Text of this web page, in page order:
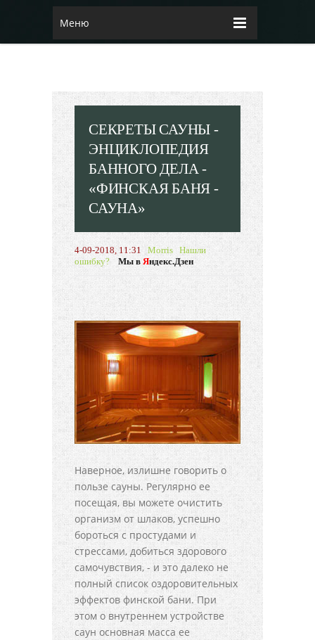
Меню
СЕКРЕТЫ САУНЫ -
ЭНЦИКЛОПЕДИЯ
БАННОГО ДЕЛА -
«ФИНСКАЯ БАНЯ -
САУНА»
4-09-2018, 11:31 Morris Нашли
ошибку?
Мы в Яндекс.Дзен
Наверное, излишне говорить о
пользе сауны. Регулярно ее
посещая, вы можете очистить
организм от шлаков, успешно
бороться с простудами и
стрессами, добиться здорового
самочувствия, - и это далеко не
полный список оздоровительных
эффектов финской бани. При
этом о внутреннем устройстве
саун основная масса ее